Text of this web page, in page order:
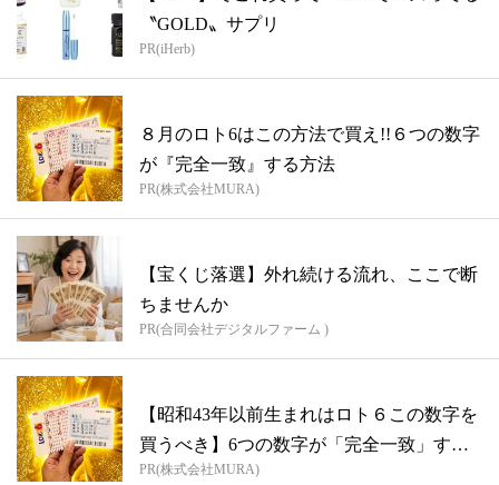
〝GOLD〟サプリ
PR(iHerb)
８月のロト6はこの方法で買え!!６つの数字
が『完全一致』する方法
PR(株式会社MURA)
【宝くじ落選】外れ続ける流れ、ここで断
ちませんか
PR(合同会社デジタルファーム )
【昭和43年以前生まれはロト６この数字を
買うべき】6つの数字が「完全一致」する
方...
PR(株式会社MURA)